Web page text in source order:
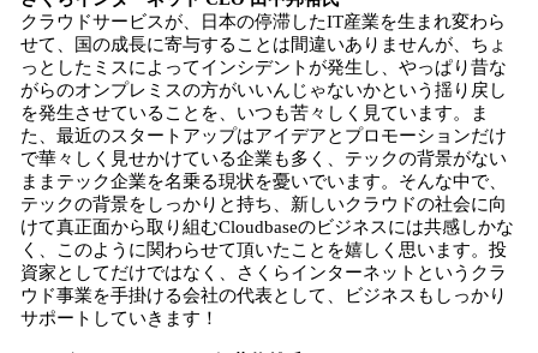
クラウドサービスが、日本の停滞したIT産業を生まれ変わら
せて、国の成長に寄与することは間違いありませんが、ちょ
っとしたミスによってインシデントが発生し、やっぱり昔な
がらのオンプレミスの方がいいんじゃないかという揺り戻し
を発生させていることを、いつも苦々しく見ています。ま
た、最近のスタートアップはアイデアとプロモーションだけ
で華々しく見せかけている企業も多く、テックの背景がない
ままテック企業を名乗る現状を憂いでいます。そんな中で、
テックの背景をしっかりと持ち、新しいクラウドの社会に向
けて真正面から取り組むCloudbaseのビジネスには共感しかな
く、このように関わらせて頂いたことを嬉しく思います。投
資家としてだけではなく、さくらインターネットというクラ
ウド事業を手掛ける会社の代表として、ビジネスもしっかり
サポートしていきます！